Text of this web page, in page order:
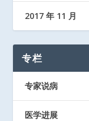
2017 年 11 月
专栏
专家说病
医学进展